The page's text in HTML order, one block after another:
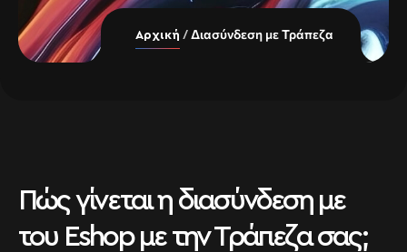
Αρχική Διασύνδεση με Τράπεζα
Πώς γίνεται η διασύνδεση με
του Eshop με την Τράπεζα σας;